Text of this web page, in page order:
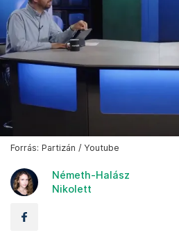
Forrás: Partizán / Youtube
Németh-Halász
Nikolett